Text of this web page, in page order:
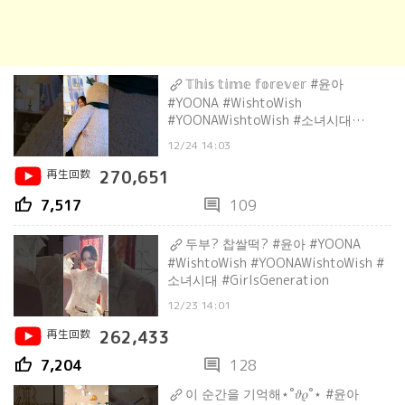
𝕋𝕙𝕚𝕤 𝕥𝕚𝕞𝕖 𝕗𝕠𝕣𝕖𝕧𝕖𝕣 #윤아
#YOONA #WishtoWish
#YOONAWishtoWish #소녀시대
12/24 14:03
再生回数
270,651
thumb_up 7,517 comment 109
두부? 찹쌀떡? #윤아 #YOONA
#WishtoWish #YOONAWishtoWish #
소녀시대 #GirlsGeneration
12/23 14:01
再生回数
262,433
thumb_up 7,204 comment 128
이 순간을 기억해⋆˚𝜗𝜚˚⋆ #윤아